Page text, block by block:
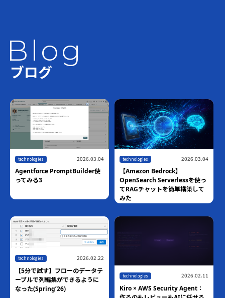
Blog
ブログ
technologies 2026.03.04
Agentforce PromptBuilder使
ってみる3
technologies 2026.03.04
【Amazon Bedrock】
OpenSearch Serverlessを使っ
てRAGチャットを簡単構築して
みた
technologies 2026.02.22
【5分で試す】フローのデータテ
ーブルで列編集ができるように
なった(Spring’26)
technologies 2026.02.11
Kiro × AWS Security Agent：